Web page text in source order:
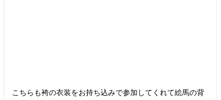
こちらも袴の衣装をお持ち込みで参加してくれて絵馬の背